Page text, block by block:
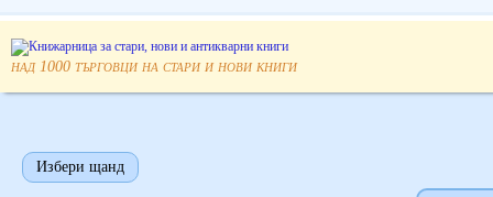
над 1000 търговци на стари и нови книги
Избери щанд